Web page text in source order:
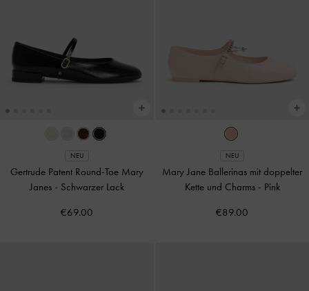
NEU
Gertrude Patent Round-Toe Mary
Janes - Schwarzer Lack
€69.00
NEU
Mary Jane Ballerinas mit doppelter
Kette und Charms - Pink
€89.00